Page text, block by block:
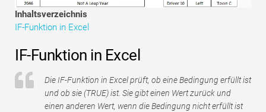
Tutorials zur Finanzmodellierung
Risikomanagement-Tutorials
Inhaltsverzeichnis
IF-Funktion in Excel
IF-Funktion in Excel
Die IF-Funktion in Excel prüft, ob eine Bedingung erfüllt ist
und ob sie (TRUE) ist. Sie gibt einen Wert zurück und
einen anderen Wert, wenn die Bedingung nicht erfüllt ist